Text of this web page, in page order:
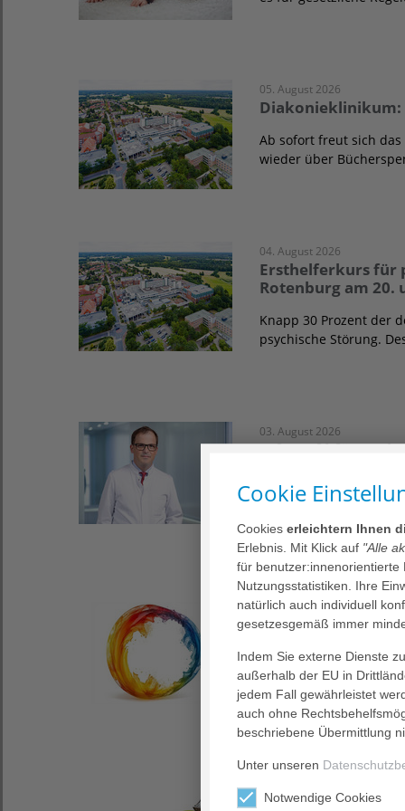
05. August 2026
Diakonieklinikum:
Ab sofort freut sich
wieder über
04. August 2026
Ersthelferkurs für
Rotenburg am 20.
Knapp 30 Prozent der
psychische Störung.
03. August 2026
Info-Café für
Zu einem neuen Info-
29. Juli 2026
Psychose
Lernort?“
Der Austausch und
„Psychose Seminar
27. Juli 2026
Cookie
Cookies erleichtern Ihnen
Erlebnis. Mit Klick auf "Alle
für benutzer:innenorientierte
Nutzungsstatistiken. Ihre
natürlich auch individuell
gesetzesgemäß immer
Indem Sie externe Dienste
außerhalb der EU in
jedem Fall gewährleistet
auch ohne
beschriebene Übermittlung
Unter unseren
Notwendige Cookies